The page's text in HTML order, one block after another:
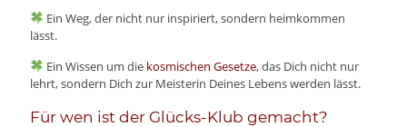
Ein Weg, der nicht nur inspiriert, sondern heimkommen
lässt.
Ein Wissen um die kosmischen Gesetze, das Dich nicht nur
lehrt, sondern Dich zur Meisterin Deines Lebens werden lässt.
Für wen ist der Glücks-Klub gemacht?